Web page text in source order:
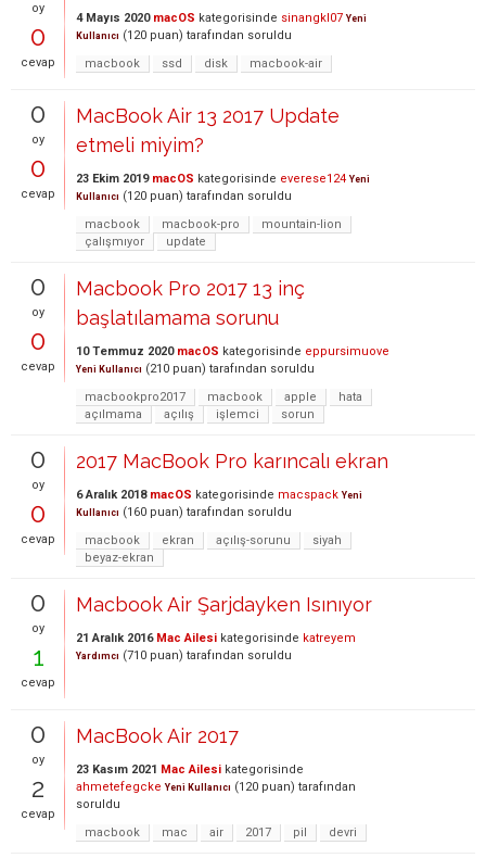
oy
0
cevap
4 Mayıs 2020 macOS kategorisinde sinangkl07 Yeni
Kullanıcı (120 puan) tarafından soruldu
macbook
ssd disk macbook-air
0
oy
0
cevap
MacBook Air 13 2017 Update
etmeli miyim?
23 Ekim 2019 macOS kategorisinde everese124 Yeni
Kullanıcı (120 puan) tarafından soruldu
macbook
macbook-pro
mountain-lion
çalışmıyor
update
0
oy
0
cevap
Macbook Pro 2017 13 inç
başlatılamama sorunu
10 Temmuz 2020 macOS kategorisinde eppursimuove
Yeni Kullanıcı (210 puan) tarafından soruldu
macbookpro2017
macbook apple
hata
açılmama
açılış işlemci sorun
0
oy
0
cevap
2017 MacBook Pro karıncalı ekran
6 Aralık 2018 macOS kategorisinde macspack Yeni
Kullanıcı (160 puan) tarafından soruldu
macbook
ekran açılış-sorunu
siyah
beyaz-ekran
0
oy
1
cevap
Macbook Air Şarjdayken Isınıyor
21 Aralık 2016 Mac Ailesi kategorisinde katreyem
Yardımcı (710 puan) tarafından soruldu
0
oy
2
cevap
MacBook Air 2017
23 Kasım 2021 Mac Ailesi kategorisinde
ahmetefegcke Yeni Kullanıcı (120 puan) tarafından
soruldu
macbook
mac air 2017 pil devri